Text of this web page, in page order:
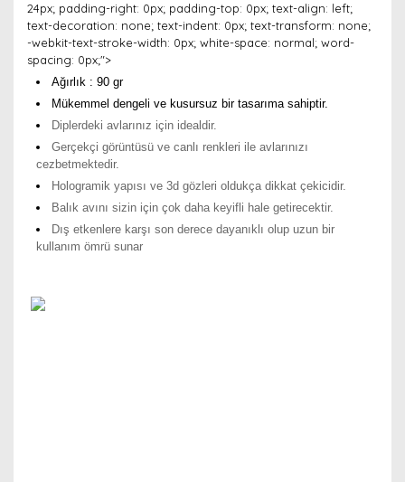
24px; padding-right: 0px; padding-top: 0px; text-align: left;
text-decoration: none; text-indent: 0px; text-transform: none;
-webkit-text-stroke-width: 0px; white-space: normal; word-
spacing: 0px;">
Ağırlık : 90 gr
Mükemmel dengeli ve kusursuz bir tasarıma sahiptir.
Diplerdeki avlarınız için idealdir.
Gerçekçi görüntüsü ve canlı renkleri ile avlarınızı
cezbetmektedir.
Hologramik yapısı ve 3d gözleri oldukça dikkat çekicidir.
Balık avını sizin için çok daha keyifli hale getirecektir.
Dış etkenlere karşı son derece dayanıklı olup uzun bir
kullanım ömrü sunar